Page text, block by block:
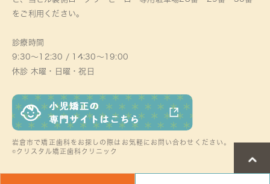
をご利用ください。
診療時間
9:30～12:30 / 14:30～19:00
休診 木曜・日曜・祝日
岩倉市で矯正歯科をお探しの際はお気軽にお問い合わせください。
©クリスタル矯正歯科クリニック